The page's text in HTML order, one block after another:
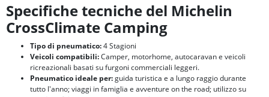
Specifiche tecniche del Michelin
CrossClimate Camping
Tipo di pneumatico:4 Stagioni
Veicoli compatibili:Camper, motorhome, autocaravan e veicoli
ricreazionali basati su furgoni commerciali leggeri.
Pneumatico ideale per:guida turistica e a lungo raggio durante
tutto l'anno; viaggi in famiglia e avventure on the road; utilizzo su